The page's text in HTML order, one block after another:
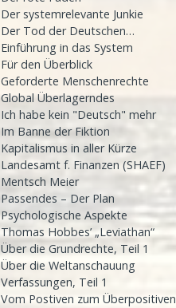
Der systemrelevante Junkie
Der Tod der Deutschen…
Einführung in das System
Für den Überblick
Geforderte Menschenrechte
Global Überlagerndes
Ich habe kein "Deutsch" mehr
Im Banne der Fiktion
Kapitalismus in aller Kürze
Landesamt f. Finanzen (SHAEF)
Mentsch Meier
Passendes – Der Plan
Psychologische Aspekte
Thomas Hobbes’ „Leviathan“
Über die Grundrechte, Teil 1
Über die Weltanschauung
Verfassungen, Teil 1
Vom Postiven zum Überpositiven